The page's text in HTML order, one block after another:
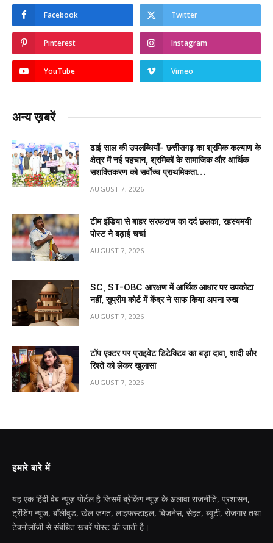
Facebook Twitter
Pinterest Instagram
YouTube Vimeo
अन्य ख़बरें
ढाई साल की उपलब्धियाँ- छत्तीसगढ़ का श्रमिक कल्याण के
क्षेत्र में नई पहचान, श्रमिकों के सामाजिक और आर्थिक
सशक्तिकरण को सर्वाेच्च प्राथमिकता…
AUGUST 7, 2026
टीम इंडिया से बाहर सरफराज का दर्द छलका, रहस्यमयी
पोस्ट ने बढ़ाई चर्चा
AUGUST 7, 2026
SC, ST-OBC आरक्षण में आर्थिक आधार पर उपकोटा
नहीं, सुप्रीम कोर्ट में केंद्र ने साफ किया अपना रुख
AUGUST 7, 2026
टॉप एक्टर पर प्राइवेट डिटेक्टिव का बड़ा दावा, शादी और
रिश्ते को लेकर खुलासा
AUGUST 7, 2026
हमारे बारे में
यह एक हिंदी वेब न्यूज़ पोर्टल है जिसमें ब्रेकिंग न्यूज़ के अलावा राजनीति, प्रशासन,
ट्रेंडिंग न्यूज, बॉलीवुड, खेल जगत, लाइफस्टाइल, बिजनेस, सेहत, ब्यूटी, रोजगार तथा
टेक्नोलॉजी से संबंधित खबरें पोस्ट की जाती है।